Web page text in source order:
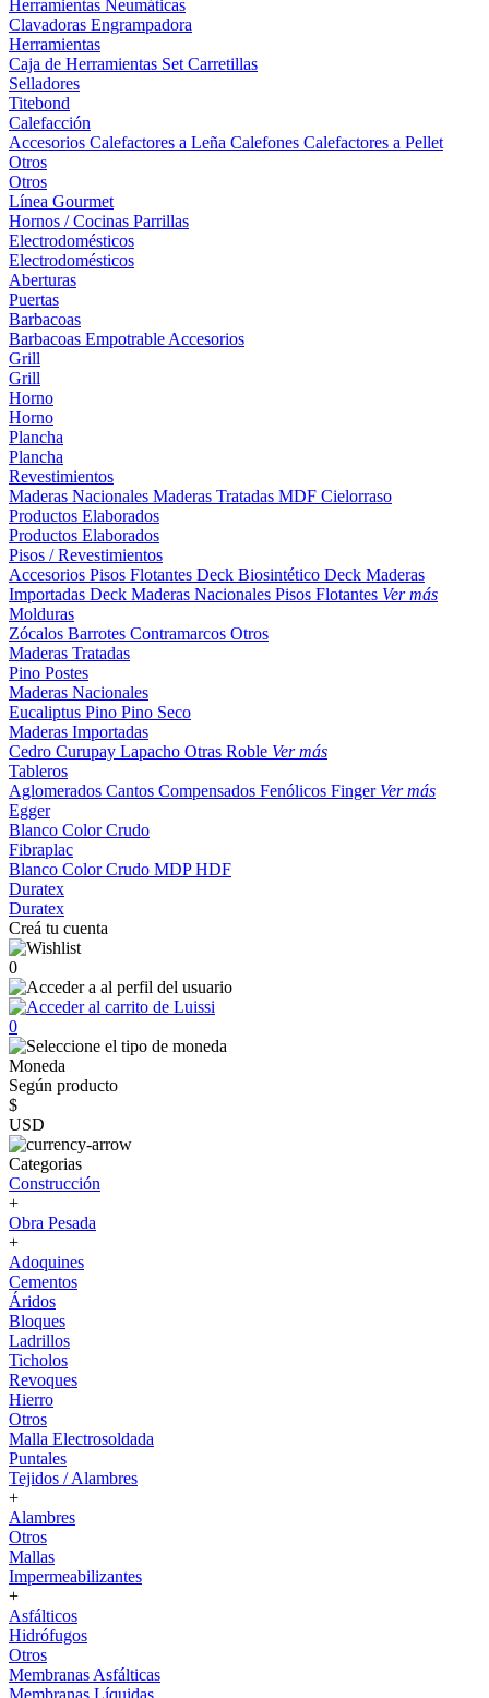
Herramientas Neumáticas
Clavadoras Engrampadora
Herramientas
Caja de Herramientas Set Carretillas
Selladores
Titebond
Calefacción
Accesorios Calefactores a Leña Calefones Calefactores a Pellet
Otros
Otros
Línea Gourmet
Hornos / Cocinas Parrillas
Electrodomésticos
Electrodomésticos
Aberturas
Puertas
Barbacoas
Barbacoas Empotrable Accesorios
Grill
Grill
Horno
Horno
Plancha
Plancha
Revestimientos
Maderas Nacionales Maderas Tratadas MDF Cielorraso
Productos Elaborados
Productos Elaborados
Pisos / Revestimientos
Accesorios Pisos Flotantes Deck Biosintético Deck Maderas
Importadas Deck Maderas Nacionales Pisos Flotantes Ver más
Molduras
Zócalos Barrotes Contramarcos Otros
Maderas Tratadas
Pino Postes
Maderas Nacionales
Eucaliptus Pino Pino Seco
Maderas Importadas
Cedro Curupay Lapacho Otras Roble Ver más
Tableros
Aglomerados Cantos Compensados Fenólicos Finger Ver más
Egger
Blanco ColorCrudo
Fibraplac
Blanco ColorCrudo MDPHDF
Duratex
Duratex
Creá tu cuenta
0
0
Moneda
Según producto
$
USD
Categorias
Construcción
+
Obra Pesada
+
Adoquines
Cementos
Áridos
Bloques
Ladrillos
Ticholos
Revoques
Hierro
Otros
Malla Electrosoldada
Puntales
Tejidos / Alambres
+
Alambres
Otros
Mallas
Impermeabilizantes
+
Asfálticos
Hidrófugos
Otros
Membranas Asfálticas
Membranas Líquidas